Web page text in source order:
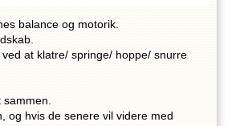
balance og motorik.
at klatre/ springe/ hoppe/ snurre
og hvis de senere vil videre med